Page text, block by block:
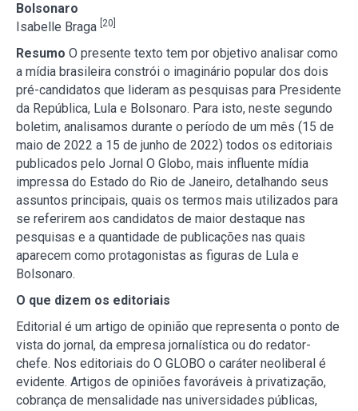
Bolsonaro
Isabelle Braga [20]
Resumo O presente texto tem por objetivo analisar como
a mídia brasileira constrói o imaginário popular dos dois
pré-candidatos que lideram as pesquisas para Presidente
da República, Lula e Bolsonaro. Para isto, neste segundo
boletim, analisamos durante o período de um mês (15 de
maio de 2022 a 15 de junho de 2022) todos os editoriais
publicados pelo Jornal O Globo, mais influente mídia
impressa do Estado do Rio de Janeiro, detalhando seus
assuntos principais, quais os termos mais utilizados para
se referirem aos candidatos de maior destaque nas
pesquisas e a quantidade de publicações nas quais
aparecem como protagonistas as figuras de Lula e
Bolsonaro.
O que dizem os editoriais
Editorial é um artigo de opinião que representa o ponto de
vista do jornal, da empresa jornalística ou do redator-
chefe. Nos editoriais do O GLOBO o caráter neoliberal é
evidente. Artigos de opiniões favoráveis à privatização,
cobrança de mensalidade nas universidades públicas,